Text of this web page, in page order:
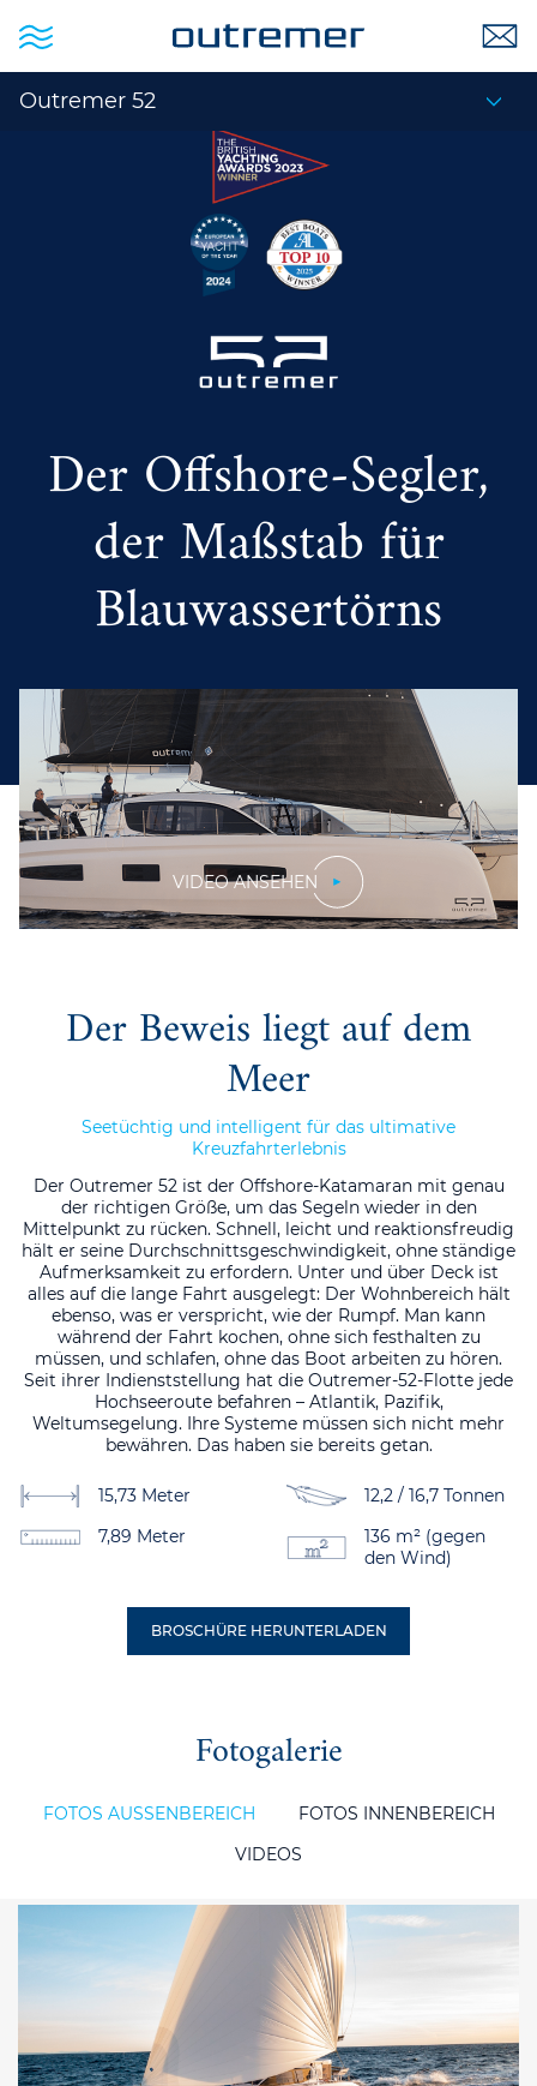
Outremer 52
Der Offshore-Segler,
der Maßstab für
Blauwassertörns
VIDEO ANSEHEN
Der Beweis liegt auf dem
Meer
Seetüchtig und intelligent für das ultimative
Kreuzfahrterlebnis
Der Outremer 52 ist der Offshore-Katamaran mit genau
der richtigen Größe, um das Segeln wieder in den
Mittelpunkt zu rücken. Schnell, leicht und reaktionsfreudig
hält er seine Durchschnittsgeschwindigkeit, ohne ständige
Aufmerksamkeit zu erfordern. Unter und über Deck ist
alles auf die lange Fahrt ausgelegt: Der Wohnbereich hält
ebenso, was er verspricht, wie der Rumpf. Man kann
während der Fahrt kochen, ohne sich festhalten zu
müssen, und schlafen, ohne das Boot arbeiten zu hören.
Seit ihrer Indienststellung hat die Outremer-52-Flotte jede
Hochseeroute befahren – Atlantik, Pazifik,
Weltumsegelung. Ihre Systeme müssen sich nicht mehr
bewähren. Das haben sie bereits getan.
15,73 Meter
12,2 / 16,7 Tonnen
7,89 Meter
136 m² (gegen
den Wind)
BROSCHÜRE HERUNTERLADEN
Fotogalerie
FOTOS AUSSENBEREICH
FOTOS INNENBEREICH
VIDEOS